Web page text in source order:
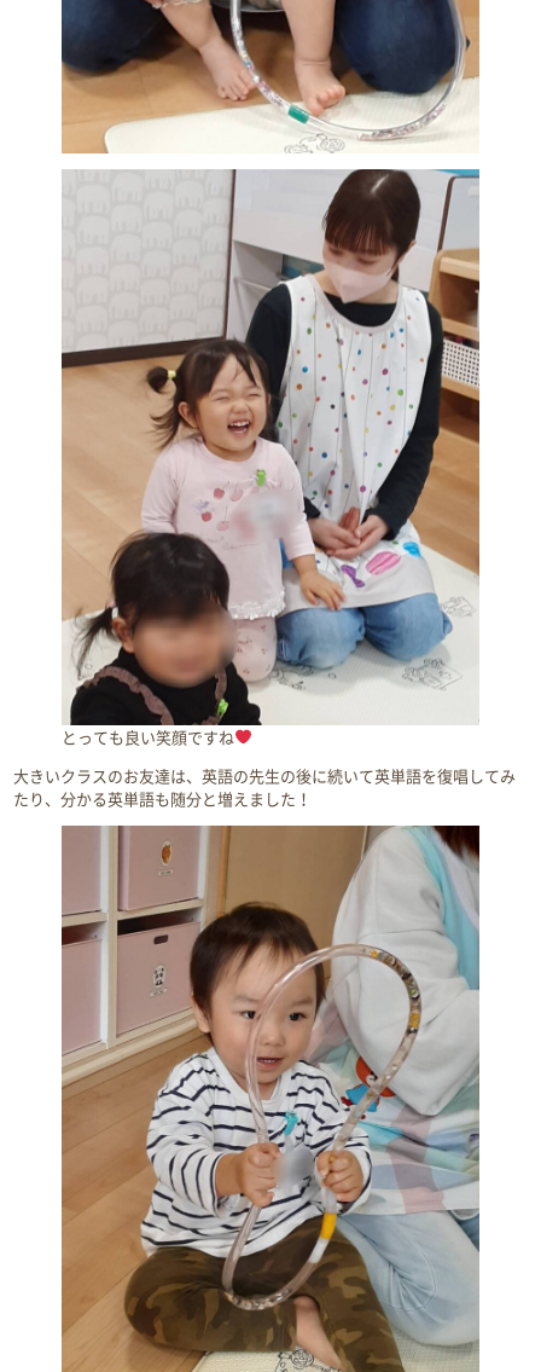
とっても良い笑顔ですね
大きいクラスのお友達は、英語の先生の後に続いて英単語を復唱してみ
たり、分かる英単語も随分と増えました！